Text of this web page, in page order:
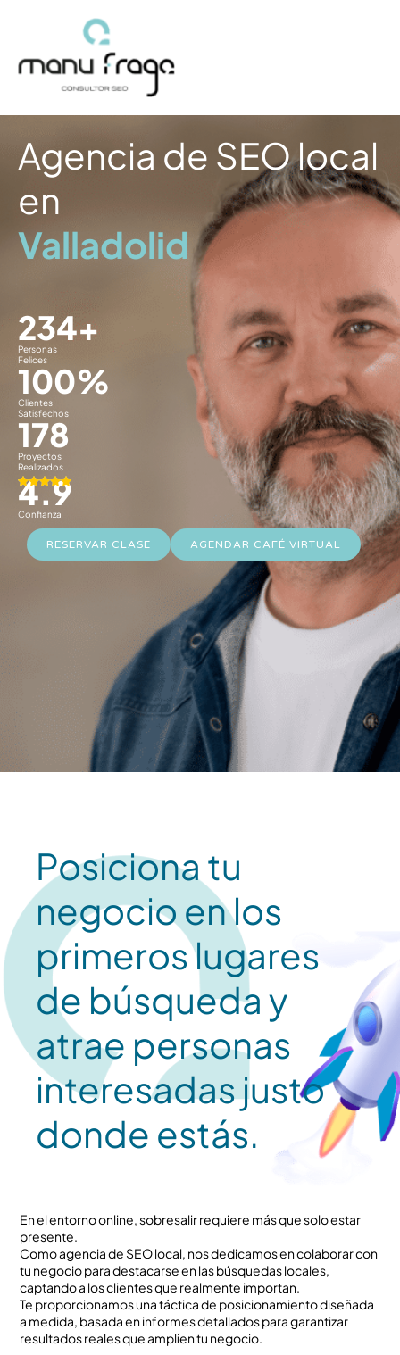
Agencia de SEO local
en
Valladolid
Personas
Felices
234+
Clientes
Satisfechos
100%
Proyectos
Realizados
178
Confianza
4.9
RESERVAR CLASE AGENDAR CAFÉ VIRTUAL
Posiciona tu
negocio en los
primeros lugares
de búsqueda y
atrae personas
interesadas justo
donde estás.
En el entorno online, sobresalir requiere más que solo estar
presente.
Como agencia de SEO local, nos dedicamos en colaborar con
tu negocio para destacarse en las búsquedas locales,
captando a los clientes que realmente importan.
Te proporcionamos una táctica de posicionamiento diseñada
a medida, basada en informes detallados para garantizar
resultados reales que amplíen tu negocio.